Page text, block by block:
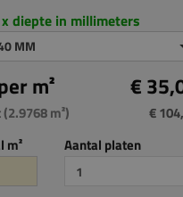
diepte in millimeters
MM
m² €
m²)
€
m²
Aantal platen